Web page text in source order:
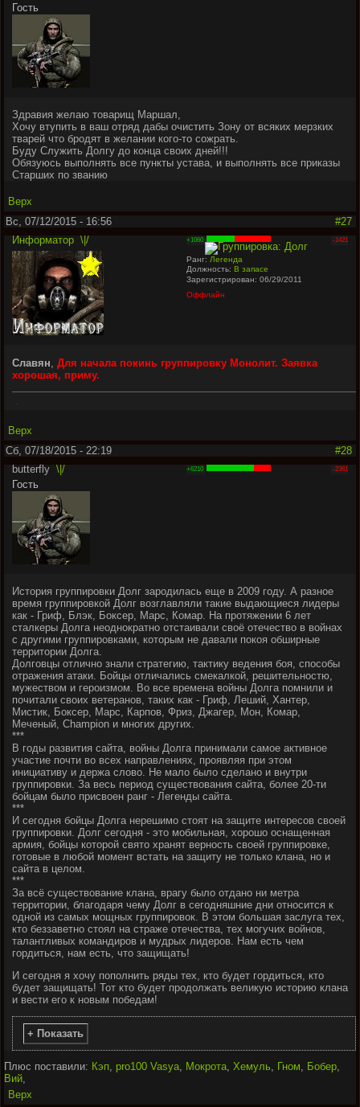
Гость
Здравия желаю товарищ Маршал,
Хочу втупить в ваш отряд дабы очистить Зону от всяких мерзких
тварей что бродят в желании кого-то сожрать.
Буду Служить Долгу до конца своих дней!!!
Обязуюсь выполнять все пункты устава, и выполнять все приказы
Старших по званию
Верх
Вс, 07/12/2015 - 16:56
#27
Информатор \|/ +1060 -1421
Ранг: Легенда
Должность:В запасе
Зарегистрирован: 06/29/2011
Оффлайн
Славян Для начала покинь группировку Монолит. Заявка
хорошая, приму.
Верх
Сб, 07/18/2015 - 22:19
#28
butterfly \|/
Гость
+6210 -2361
История группировки Долг зародилась еще в 2009 году. А разное
время группировкой Долг возглавляли такие выдающиеся лидеры
как - Гриф, Блэк, Боксер, Марс, Комар. На протяжении 6 лет
сталкеры Долга неоднократно отстаивали своё отечество в войнах
с другими группировками, которым не давали покоя обширные
территории Долга.
Долговцы отлично знали стратегию, тактику ведения боя, способы
отражения атаки. Бойцы отличались смекалкой, решительностю,
мужеством и героизмом. Во все времена войны Долга помнили и
почитали своих ветеранов, таких как - Гриф, Леший, Хантер,
Мистик, Боксер, Марс, Карпов, Фриз, Джагер, Мон, Комар,
Меченый, Champion и многих других.
***
В годы развития сайта, войны Долга принимали самое активное
участие почти во всех направлениях, проявляя при этом
инициативу и держа слово. Не мало было сделано и внутри
группировки. За весь период существования сайта, более 20-ти
бойцам было присвоен ранг - Легенды сайта.
***
И сегодня бойцы Долга нерешимо стоят на защите интересов своей
группировки. Долг сегодня - это мобильная, хорошо оснащенная
армия, бойцы которой свято хранят верность своей группировке,
готовые в любой момент встать на защиту не только клана, но и
сайта в целом.
***
За всё существование клана, врагу было отдано ни метра
территории, благодаря чему Долг в сегодняшние дни относится к
одной из самых мощных группировок. В этом большая заслуга тех,
кто беззаветно стоял на страже отечества, тех могучих войнов,
талантливых командиров и мудрых лидеров. Нам есть чем
гордиться, нам есть, что защищать!
И сегодня я хочу пополнить ряды тех, кто будет гордиться, кто
будет защищать! Тот кто будет продолжать великую историю клана
и вести его к новым победам!
+ Показать
Плюс поставили: Кэп, pro100 Vasya, Мокрота, Хемуль, Гном, Бобер,
Вий,
Верх